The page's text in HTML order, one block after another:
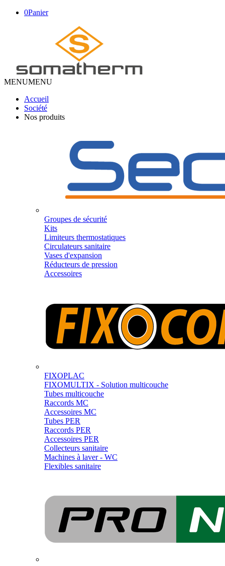
0Panier
MENUMENU
Accueil
Société
Nos produits
Groupes de sécurité
Kits
Limiteurs thermostatiques
Circulateurs sanitaire
Vases d'expansion
Réducteurs de pression
Accessoires
FIXOPLAC
FIXOMULTIX - Solution multicouche
Tubes multicouche
Raccords MC
Accessoires MC
Tubes PER
Raccords PER
Accessoires PER
Collecteurs sanitaire
Machines à laver - WC
Flexibles sanitaire